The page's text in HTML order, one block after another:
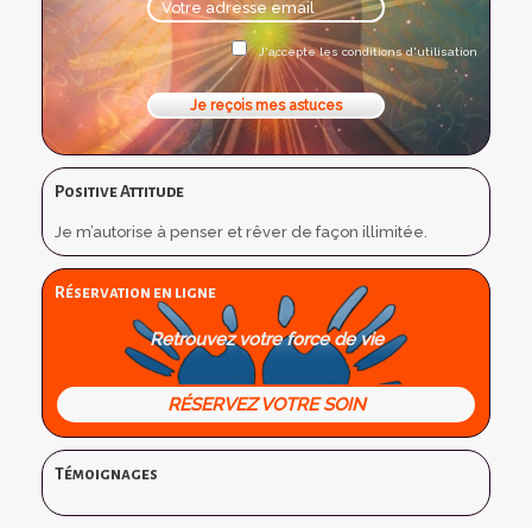
J'accepte les conditions d'utilisation
Positive Attitude
Je m’autorise à penser et rêver de façon illimitée.
Réservation en ligne
Retrouvez votre force de vie
RÉSERVEZ VOTRE SOIN
Témoignages